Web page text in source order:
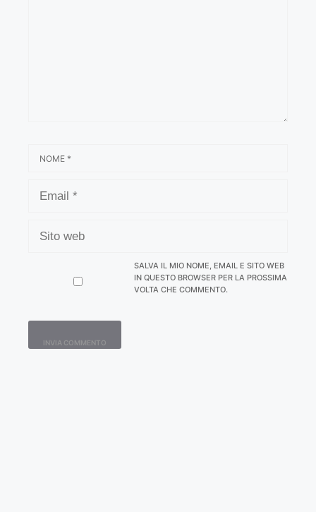
WEB
SALVA IL MIO NOME, EMAIL E SITO WEB
IN QUESTO BROWSER PER LA PROSSIMA
VOLTA CHE COMMENTO.